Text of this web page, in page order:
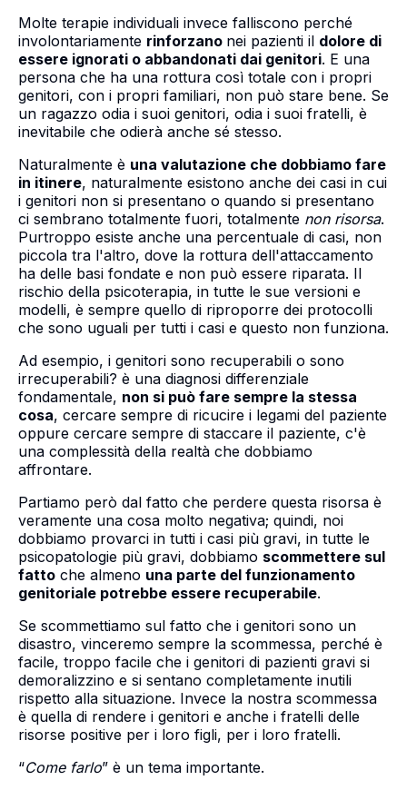
Molte terapie individuali invece falliscono perché
involontariamente rinforzano nei pazienti il dolore di
essere ignorati o abbandonati dai genitori. E una
persona che ha una rottura così totale con i propri
genitori, con i propri familiari, non può stare bene. Se
un ragazzo odia i suoi genitori, odia i suoi fratelli, è
inevitabile che odierà anche sé stesso.
Naturalmente è una valutazione che dobbiamo fare
in itinere, naturalmente esistono anche dei casi in cui
i genitori non si presentano o quando si presentano
ci sembrano totalmente fuori, totalmente non risorsa.
Purtroppo esiste anche una percentuale di casi, non
piccola tra l'altro, dove la rottura dell'attaccamento
ha delle basi fondate e non può essere riparata. Il
rischio della psicoterapia, in tutte le sue versioni e
modelli, è sempre quello di riproporre dei protocolli
che sono uguali per tutti i casi e questo non funziona.
Ad esempio, i genitori sono recuperabili o sono
irrecuperabili? è una diagnosi differenziale
fondamentale, non si può fare sempre la stessa
cosa, cercare sempre di ricucire i legami del paziente
oppure cercare sempre di staccare il paziente, c'è
una complessità della realtà che dobbiamo
affrontare.
Partiamo però dal fatto che perdere questa risorsa è
veramente una cosa molto negativa; quindi, noi
dobbiamo provarci in tutti i casi più gravi, in tutte le
psicopatologie più gravi, dobbiamo scommettere sul
fatto che almeno una parte del funzionamento
genitoriale potrebbe essere recuperabile.
Se scommettiamo sul fatto che i genitori sono un
disastro, vinceremo sempre la scommessa, perché è
facile, troppo facile che i genitori di pazienti gravi si
demoralizzino e si sentano completamente inutili
rispetto alla situazione. Invece la nostra scommessa
è quella di rendere i genitori e anche i fratelli delle
risorse positive per i loro figli, per i loro fratelli.
“Come farlo” è un tema importante.